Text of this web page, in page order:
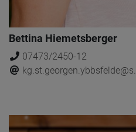
Bettina Hiemetsberger
07473/2450-12
kg.st.georgen.ybbsfelde@s...